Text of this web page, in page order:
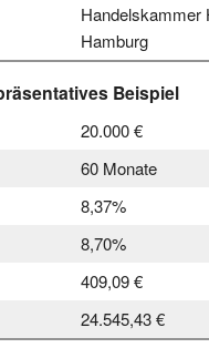
Handelskammer
Hamburg
Beispiel
20.000 €
60 Monate
8,37%
8,70%
409,09 €
24.545,43 €